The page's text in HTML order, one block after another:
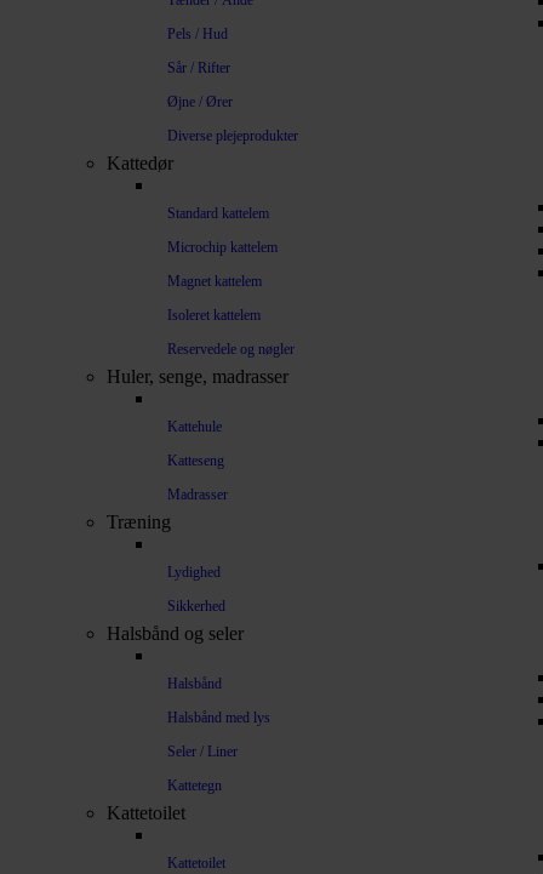
Pels / Hud
Sår / Rifter
Øjne / Ører
Diverse plejeprodukter
Kattedør
Standard kattelem
Microchip kattelem
Magnet kattelem
Isoleret kattelem
Reservedele og nøgler
Huler, senge, madrasser
Kattehule
Katteseng
Madrasser
Træning
Lydighed
Sikkerhed
Halsbånd og seler
Halsbånd
Halsbånd med lys
Seler / Liner
Kattetegn
Kattetoilet
Kattetoilet